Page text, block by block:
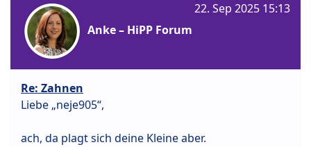
Anke – HiPP Forum
22. Sep 2025 15:13
Re: Zahnen
Liebe „neje905“,
ach, da plagt sich deine Kleine aber.